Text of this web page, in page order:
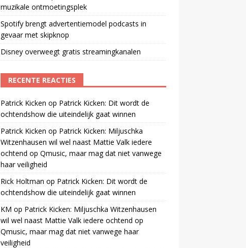
muzikale ontmoetingsplek
Spotify brengt advertentiemodel podcasts in
gevaar met skipknop
Disney overweegt gratis streamingkanalen
RECENTE REACTIES
Patrick Kicken op Patrick Kicken: Dit wordt de
ochtendshow die uiteindelijk gaat winnen
Patrick Kicken op Patrick Kicken: Miljuschka
Witzenhausen wil wel naast Mattie Valk iedere
ochtend op Qmusic, maar mag dat niet vanwege
haar veiligheid
Rick Holtman op Patrick Kicken: Dit wordt de
ochtendshow die uiteindelijk gaat winnen
KM op Patrick Kicken: Miljuschka Witzenhausen
wil wel naast Mattie Valk iedere ochtend op
Qmusic, maar mag dat niet vanwege haar
veiligheid